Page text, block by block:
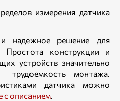
измерения датчика
надежное решение для
Простота конструкции и
устройств значительно
монтажа.
датчика можно
с описанием.